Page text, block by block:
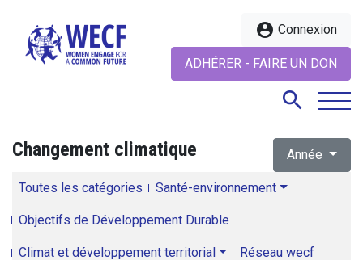
account_circle Connexion
ADHÉRER - FAIRE UN DON
search
Changement climatique Année
Toutes les catégories Santé-environnement
Objectifs de Développement Durable
Climat et développement territorial Réseau wecf